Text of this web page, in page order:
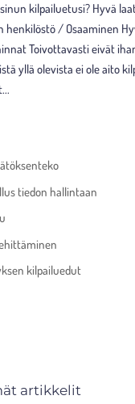
kilpailuetusi? Hyvä
/ Osaaminen
Toivottavasti eivät
yllä olevista ei ole aito
tiedon hallintaan
kilpailuedut
artikkelit